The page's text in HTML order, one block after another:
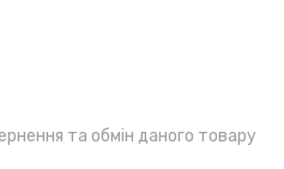
та обмін даного товару